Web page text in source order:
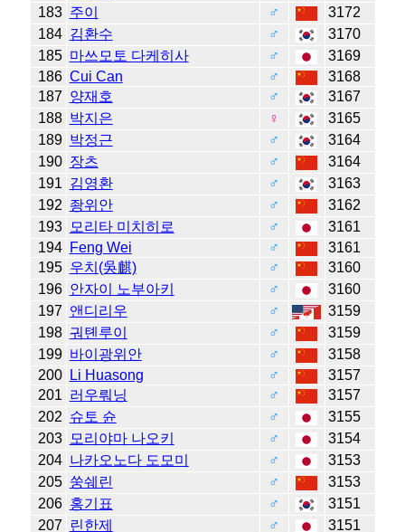
183 주이 ♂
3172
184 김환수 ♂
3170
185 마쓰모토 다케히사 ♂
3169
186 Cui Can ♂
3168
187 양재호 ♂
3167
188 박지은 ♀
3165
189 박정근 ♂
3164
190 장츠 ♂
3164
191 김영환 ♂
3163
192 좡위안 ♂
3162
193
모리타 미치히로 ♂
3161
194 Feng Wei ♂
3161
195 우치(吳麒) ♂
3160
196 안자이 노부아키 ♂
3160
197 앤디리우 ♂
3159
198 궈톈루이 ♂
3159
199 바이광위안 ♂
3158
200
Li Huasong ♂
3157
201 러우뤄닝 ♂
3157
202 슈토 슌 ♂
3155
203
모리야마 나오키 ♂
3154
204 나카오노다 도모미 ♂
3153
205 쑹쉐린 ♂
3153
206 홍기표 ♂
3151
207
린한제 ♂
3151